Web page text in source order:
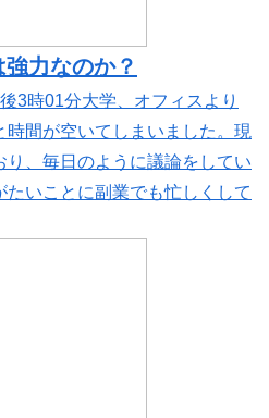
力なのか？
3時01分大学、オフィスより
間が空いてしまいました。現
、毎日のように議論をしてい
たいことに副業でも忙しくして